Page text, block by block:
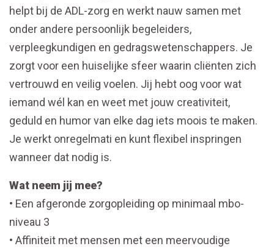
helpt bij de ADL-zorg en werkt nauw samen met
onder andere persoonlijk begeleiders,
verpleegkundigen en gedragswetenschappers. Je
zorgt voor een huiselijke sfeer waarin cliënten zich
vertrouwd en veilig voelen. Jij hebt oog voor wat
iemand wél kan en weet met jouw creativiteit,
geduld en humor van elke dag iets moois te maken.
Je werkt onregelmati en kunt flexibel inspringen
wanneer dat nodig is.
Wat neem jij mee?
• Een afgeronde zorgopleiding op minimaal mbo-
niveau 3
• Affiniteit met mensen met een meervoudige